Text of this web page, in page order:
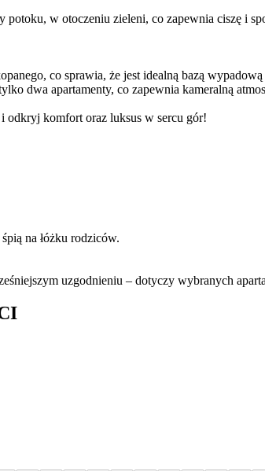
w otoczeniu zieleni, co zapewnia ciszę i
co sprawia, że jest idealną bazą
dwa apartamenty, co zapewnia kameralną
odkryj komfort oraz luksus w sercu gór!
na łóżku rodziców.
uzgodnieniu – dotyczy wybranych